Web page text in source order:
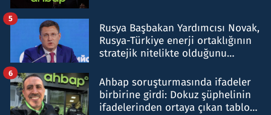
Rusya Başbakan Yardımcısı Novak,
Rusya-Türkiye enerji ortaklığının
stratejik nitelikte olduğunu
5
Ahbap soruşturmasında ifadeler
birbirine girdi: Dokuz şüphelinin
ifadelerinden ortaya çıkan tablo
6